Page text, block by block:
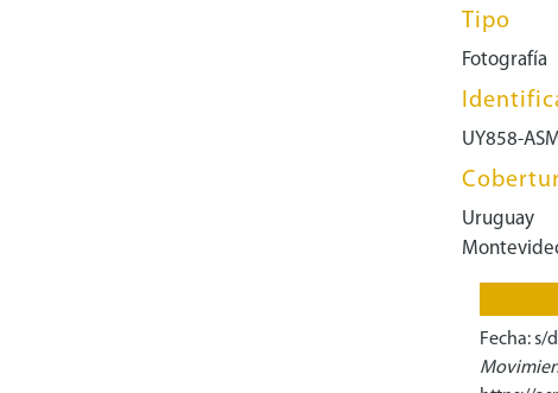
Tipo
Fotografía
UY858-
Uruguay
Fecha: s/